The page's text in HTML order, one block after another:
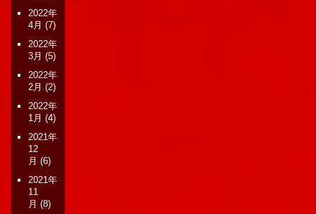
2022年
4月 (7)
2022年
3月 (5)
2022年
2月 (2)
2022年
1月 (4)
2021年
12
月 (6)
2021年
11
月 (8)